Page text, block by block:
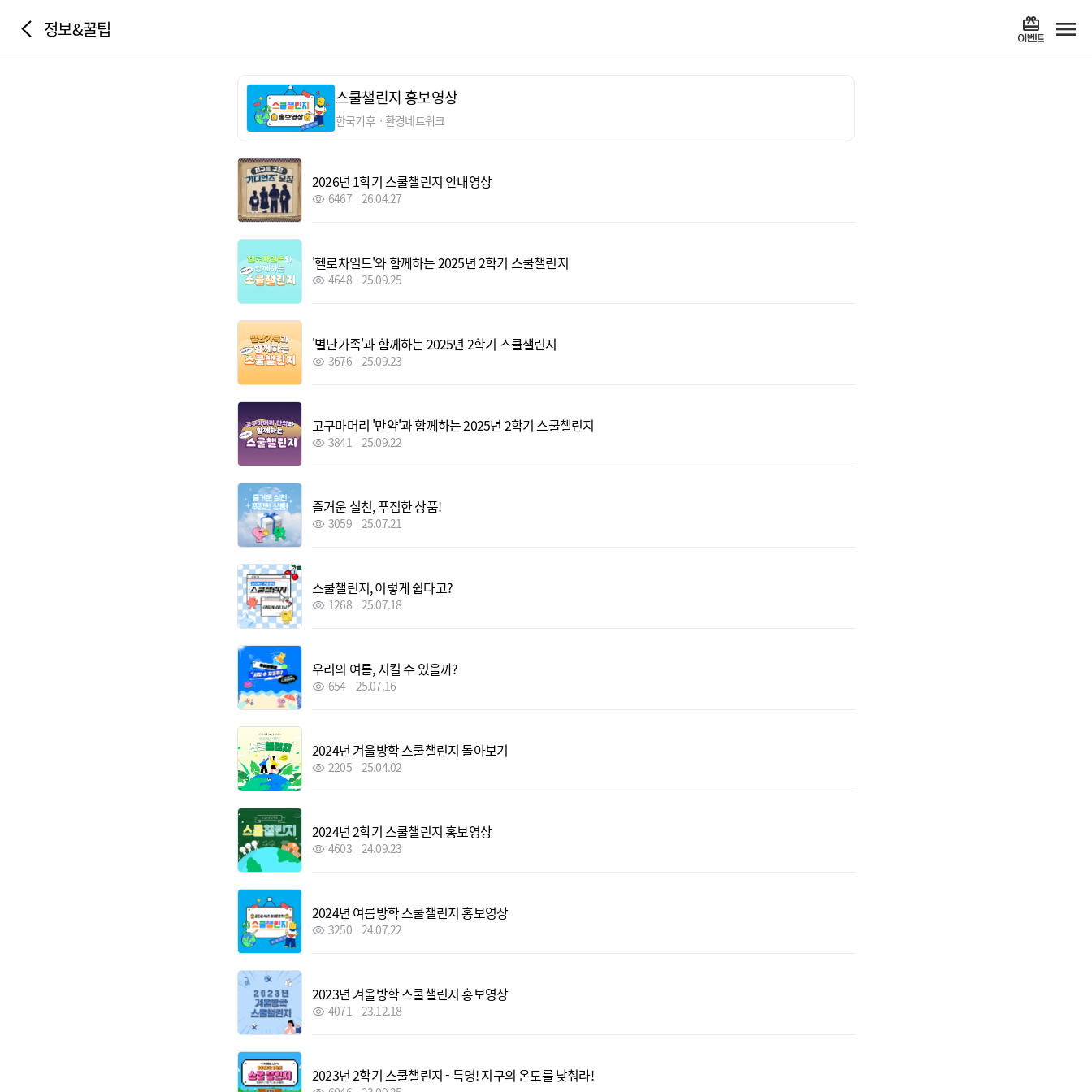
정보&꿀팁
스쿨챌린지 홍보영상
한국기후ㆍ환경네트워크
2026년 1학기 스쿨챌린지 안내영상
6467 26.04.27
'헬로차일드'와 함께하는 2025년 2학기 스쿨챌린지
4648 25.09.25
'별난가족'과 함께하는 2025년 2학기 스쿨챌린지
3676 25.09.23
고구마머리 '만약'과 함께하는 2025년 2학기 스쿨챌린지
3841 25.09.22
즐거운 실천, 푸짐한 상품!
3059 25.07.21
스쿨챌린지, 이렇게 쉽다고?
1268 25.07.18
우리의 여름, 지킬 수 있을까?
654 25.07.16
2024년 겨울방학 스쿨챌린지 돌아보기
2205 25.04.02
2024년 2학기 스쿨챌린지 홍보영상
4603 24.09.23
2024년 여름방학 스쿨챌린지 홍보영상
3250 24.07.22
2023년 겨울방학 스쿨챌린지 홍보영상
4071 23.12.18
2023년 2학기 스쿨챌린지 - 특명! 지구의 온도를 낮춰라!